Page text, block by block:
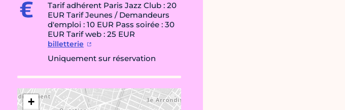
Tarif adhérent Paris Jazz Club : 20
EUR Tarif Jeunes / Demandeurs
d'emploi : 10 EUR Pass soirée : 30
EUR Tarif web : 25 EUR
billetterie
Uniquement sur réservation
+